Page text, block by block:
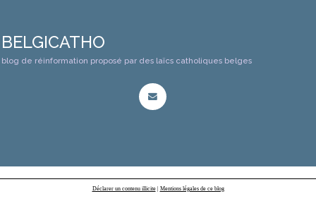
BELGICATHO
blog de réinformation proposé par des laïcs catholiques belges
Déclarer un contenu illicite| Mentions légales de ce blog